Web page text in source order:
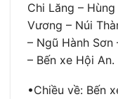
Chi Lăng –
Vương – Núi
– Ngũ Hành Sơn
– Bến xe Hội An.
•Chiều về: Bến